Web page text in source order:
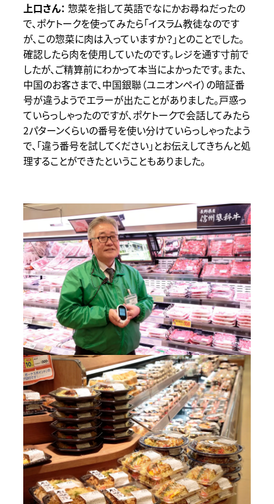
惣菜を指して英語でなにかお尋ねだったの
で、ポケトークを使ってみたら「イスラム教徒なのです
が、この惣菜に肉は入っていますか？」とのことでした。
確認したら肉を使用していたのです。レジを通す寸前で
したが、ご精算前にわかって本当によかったです。また、
中国のお客さまで、中国銀聯（ユニオンペイ）の暗証番
号が違うようでエラーが出たことがありました。戸惑っ
ていらっしゃったのですが、ポケトークで会話してみたら
2パターンくらいの番号を使い分けていらっしゃったよう
で、「違う番号を試してください」とお伝えしてきちんと処
理することができたということもありました。